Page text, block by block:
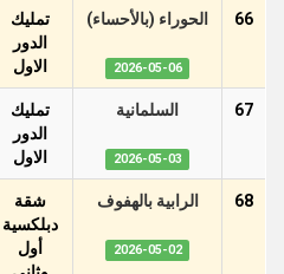
66 الحوراء (بالأحساء)
2026-05-06
تمليك
الدور
اﻻول
67 السلمانية
2026-05-03
تمليك
الدور
اﻻول
68 الرابية بالهفوف
2026-05-02
شقة
دبلكسية
أول